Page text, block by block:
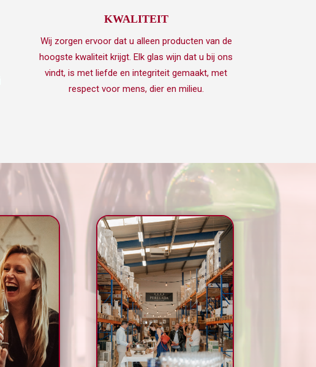
KWALITEIT
Wij zorgen ervoor dat u alleen producten van de
hoogste kwaliteit krijgt. Elk glas wijn dat u bij ons
vindt, is met liefde en integriteit gemaakt, met
respect voor mens, dier en milieu.